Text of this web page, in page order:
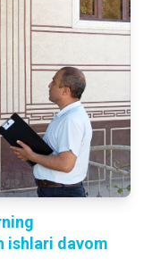
ishlari davom